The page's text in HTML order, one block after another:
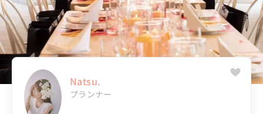
Natsu.
プランナー